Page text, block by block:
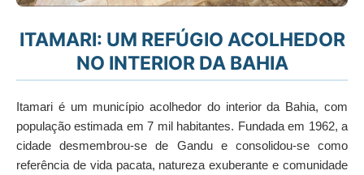
ITAMARI: UM REFÚGIO ACOLHEDOR
NO INTERIOR DA BAHIA
Itamari é um município acolhedor do interior da Bahia, com
população estimada em 7 mil habitantes. Fundada em 1962, a
cidade desmembrou-se de Gandu e consolidou-se como
referência de vida pacata, natureza exuberante e comunidade